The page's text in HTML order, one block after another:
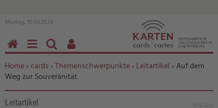
Montag, 10.08.2026
Sie befinden sich hier:
Home› cards ›Themenschwerpunkte› Leitartikel › Auf dem
Weg zur Souveränität
Leitartikel
HOMEMENÜSUCHEN
BENUTZERFUNKTIONEN